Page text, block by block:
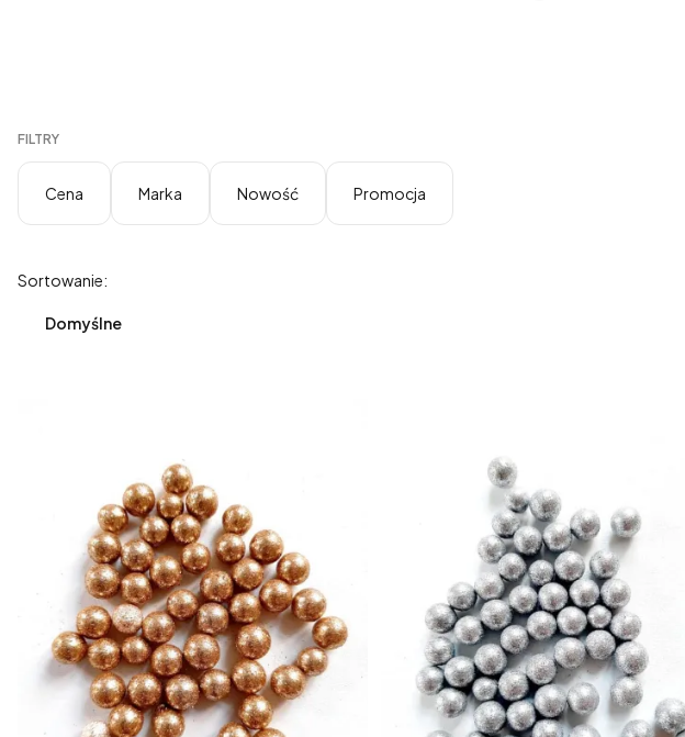
FILTRY
Cena Marka Nowość Promocja
Lista produktów
Sortowanie:
Domyślne